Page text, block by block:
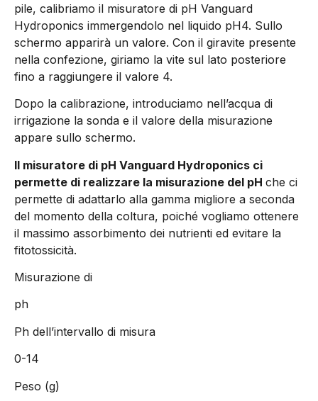
pile, calibriamo il misuratore di pH Vanguard
Hydroponics immergendolo nel liquido pH4. Sullo
schermo apparirà un valore. Con il giravite presente
nella confezione, giriamo la vite sul lato posteriore
fino a raggiungere il valore 4.
Dopo la calibrazione, introduciamo nell’acqua di
irrigazione la sonda e il valore della misurazione
appare sullo schermo.
Il misuratore di pH Vanguard Hydroponics ci
permette di realizzare la misurazione del pH che ci
permette di adattarlo alla gamma migliore a seconda
del momento della coltura, poiché vogliamo ottenere
il massimo assorbimento dei nutrienti ed evitare la
fitotossicità.
Misurazione di
ph
Ph dell’intervallo di misura
0-14
Peso (g)